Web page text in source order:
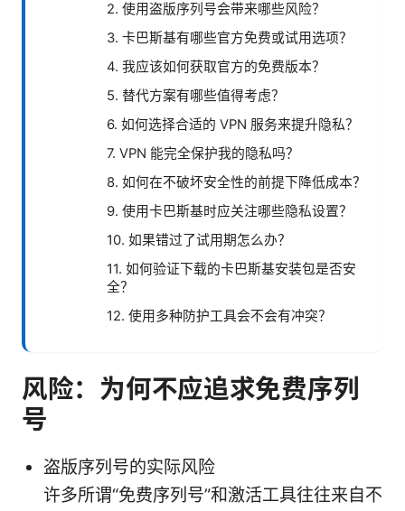
2. 使用盗版序列号会带来哪些风险？
3. 卡巴斯基有哪些官方免费或试用选项？
4. 我应该如何获取官方的免费版本？
5. 替代方案有哪些值得考虑？
6. 如何选择合适的 VPN 服务来提升隐私？
7. VPN 能完全保护我的隐私吗？
8. 如何在不破坏安全性的前提下降低成本？
9. 使用卡巴斯基时应关注哪些隐私设置？
10. 如果错过了试用期怎么办？
11. 如何验证下载的卡巴斯基安装包是否安
全？
12. 使用多种防护工具会不会有冲突？
风险：为何不应追求免费序列
号
盗版序列号的实际风险
许多所谓“免费序列号”和激活工具往往来自不